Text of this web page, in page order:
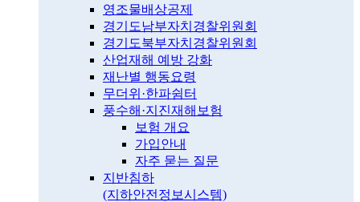
영조물배상공제
경기도남부자치경찰위원회
경기도북부자치경찰위원회
산업재해 예방 강화
재난별 행동요령
무더위·한파쉼터
풍수해·지진재해보험
보험 개요
가입안내
자주 묻는 질문
지반침하
(지하안전정보시스템)